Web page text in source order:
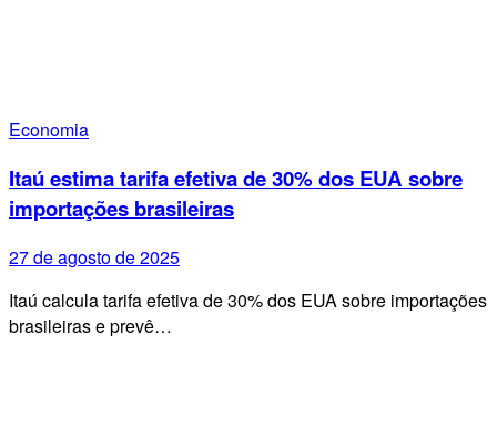
Economia
Itaú estima tarifa efetiva de 30% dos EUA sobre
importações brasileiras
27 de agosto de 2025
Itaú calcula tarifa efetiva de 30% dos EUA sobre importações
brasileiras e prevê…